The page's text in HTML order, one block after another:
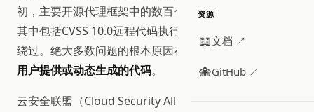
资源
📖文档 ↗
🐙GitHub ↗
初，主要开源代理框架中的数百个严重漏洞被公开记录，
其中包括CVSS 10.0远程代码执行缺陷、沙箱逃逸和授权
绕过。绝大多数问题的根本原因在于：平台在运行时执行
用户提供或动态生成的代码。
云安全联盟（Cloud Security Alliance）指出存在系统性